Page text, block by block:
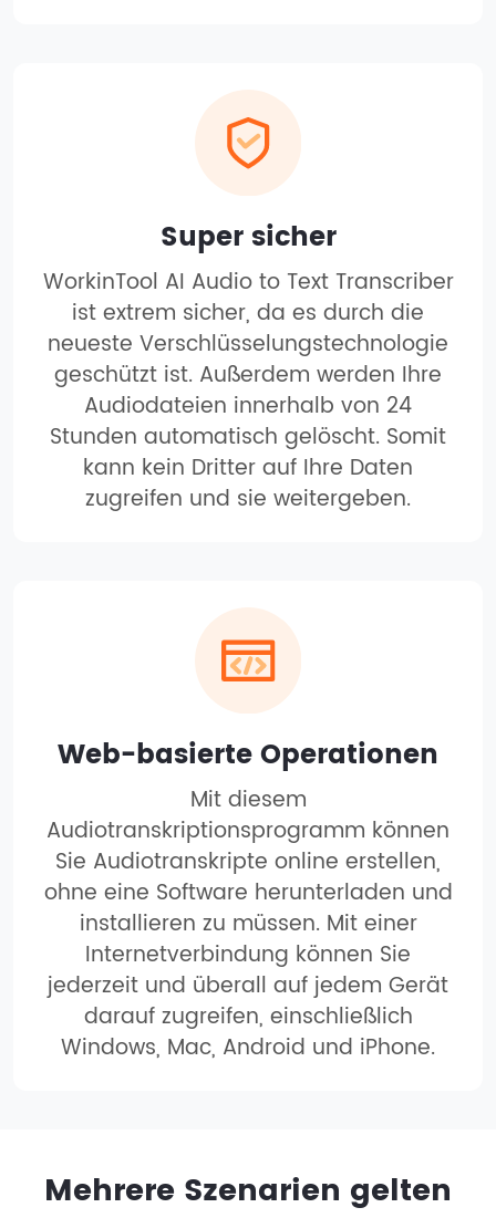
Super sicher
WorkinTool AI Audio to Text Transcriber
ist extrem sicher, da es durch die
neueste Verschlüsselungstechnologie
geschützt ist. Außerdem werden Ihre
Audiodateien innerhalb von 24
Stunden automatisch gelöscht. Somit
kann kein Dritter auf Ihre Daten
zugreifen und sie weitergeben.
Web-basierte Operationen
Mit diesem
Audiotranskriptionsprogramm können
Sie Audiotranskripte online erstellen,
ohne eine Software herunterladen und
installieren zu müssen. Mit einer
Internetverbindung können Sie
jederzeit und überall auf jedem Gerät
darauf zugreifen, einschließlich
Windows, Mac, Android und iPhone.
Mehrere Szenarien gelten